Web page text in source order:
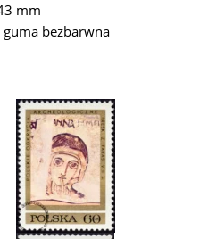
mm
guma bezbarwna